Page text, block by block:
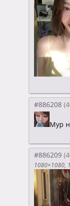
#886208
Мур
#886209
1080×1080